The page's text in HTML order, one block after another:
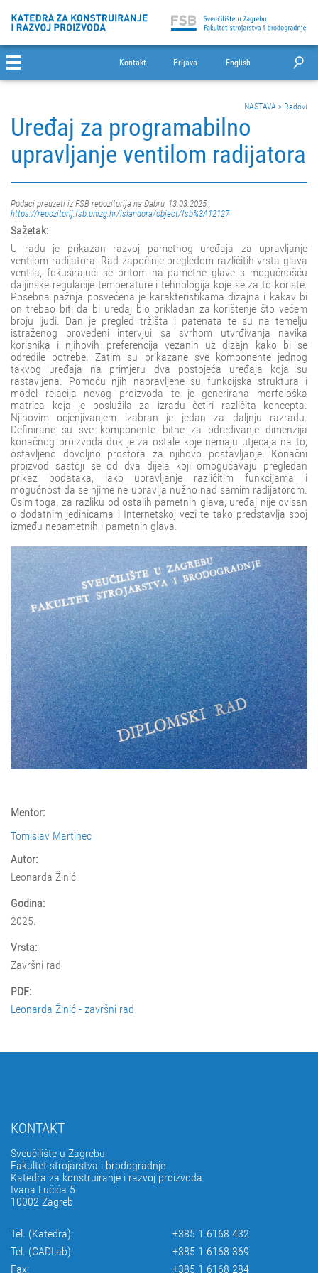
Kontakt Prijava English
NASTAVA > Radovi
Uređaj za programabilno
upravljanje ventilom radijatora
Podaci preuzeti iz FSB repozitorija na Dabru, 13.03.2025.,
https://repozitorij.fsb.unizg.hr/islandora/object/fsb%3A12127
Sažetak:
U radu je prikazan razvoj pametnog uređaja za upravljanje
ventilom radijatora. Rad započinje pregledom različitih vrsta glava
ventila, fokusirajući se pritom na pametne glave s mogućnošću
daljinske regulacije temperature i tehnologija koje se za to koriste.
Posebna pažnja posvećena je karakteristikama dizajna i kakav bi
on trebao biti da bi uređaj bio prikladan za korištenje što većem
broju ljudi. Dan je pregled tržišta i patenata te su na temelju
istraženog provedeni intervjui sa svrhom utvrđivanja navika
korisnika i njihovih preferencija vezanih uz dizajn kako bi se
odredile potrebe. Zatim su prikazane sve komponente jednog
takvog uređaja na primjeru dva postojeća uređaja koja su
rastavljena. Pomoću njih napravljene su funkcijska struktura i
model relacija novog proizvoda te je generirana morfološka
matrica koja je poslužila za izradu četiri različita koncepta.
Njihovim ocjenjivanjem izabran je jedan za daljnju razradu.
Definirane su sve komponente bitne za određivanje dimenzija
konačnog proizvoda dok je za ostale koje nemaju utjecaja na to,
ostavljeno dovoljno prostora za njihovo postavljanje. Konačni
proizvod sastoji se od dva dijela koji omogućavaju pregledan
prikaz podataka, lako upravljanje različitim funkcijama i
mogućnost da se njime ne upravlja nužno nad samim radijatorom.
Osim toga, za razliku od ostalih pametnih glava, uređaj nije ovisan
o dodatnim jedinicama i Internetskoj vezi te tako predstavlja spoj
između nepametnih i pametnih glava.
Mentor:
Tomislav Martinec
Autor:
Leonarda Žinić
Godina:
2025.
Vrsta:
Završni rad
PDF:
Leonarda Žinić - završni rad
KONTAKT
Sveučilište u Zagrebu
Fakultet strojarstva i brodogradnje
Katedra za konstruiranje i razvoj proizvoda
Ivana Lučića 5
10002 Zagreb
Tel. (Katedra):
+385 1 6168 432
Tel. (CADLab):
+385 1 6168 369
Fax:
+385 1 6168 284